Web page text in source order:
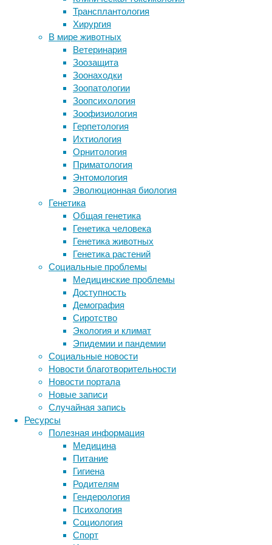
Трансплантология
Хирургия
В мире животных
Ветеринария
Зоозащита
Зоонаходки
Зоопатологии
Зоопсихология
Зоофизиология
Герпетология
Ихтиология
Орнитология
Приматология
Энтомология
Эволюционная биология
Генетика
Общая генетика
Генетика человека
Генетика животных
Генетика растений
Социальные проблемы
Медицинские проблемы
Доступность
Демография
Сиротство
Экология и климат
Эпидемии и пандемии
Социальные новости
Новости благотворительности
Новости портала
Новые записи
Случайная запись
Ресурсы
Полезная информация
Медицина
Питание
Гигиена
Родителям
Гендерология
Психология
Социология
Спорт
23/06/2026
между
электроэпиляцией
лазерной
эпиляцией
зависит
множества
индивидуальных
факторов:
цвета
волос,
типа
кожи,
болевого
бюджета
желаемой
скорости
получения
результата.
Понимание
ключевых
принять
взвешенное
Электроэпиляция
воздействует
на
Долгоживущие воробьиные из
тропических лесов отказались
размножаться в засушливый год
Короткая бодрая прогулка может
заменить чашку кофе
Ударим по стрессу… голодом?
Злоупотребление соцсетями ведет к
социальной изоляции
Следите за новостями
Метки